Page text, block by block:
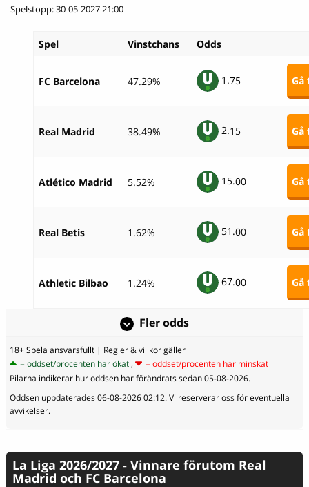
Spelstopp: 30-05-2027 21:00
Spel Vinstchans Odds
FC Barcelona 47.29% 1.75 Gå
Real Madrid 38.49% 2.15 Gå
Atlético Madrid 5.52% 15.00 Gå
Real Betis 1.62% 51.00 Gå
Athletic Bilbao 1.24% 67.00 Gå
Fler odds
18+ Spela ansvarsfullt| Regler & villkor gäller
= oddset/procenten har ökat,
= oddset/procenten har minskat
Pilarna indikerar hur oddsen har förändrats sedan 05-08-2026.
Oddsen uppdaterades 06-08-2026 02:12. Vi reserverar oss för eventuella
avvikelser.
La Liga 2026/2027 - Vinnare förutom Real
Madrid och FC Barcelona